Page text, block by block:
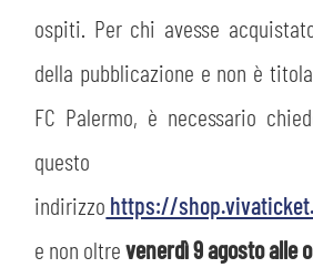
ospiti. Per chi avesse
della pubblicazione e non è
FC Palermo, è necessario
questo
indirizzo https://
e non oltrevenerdì 9 agosto alle